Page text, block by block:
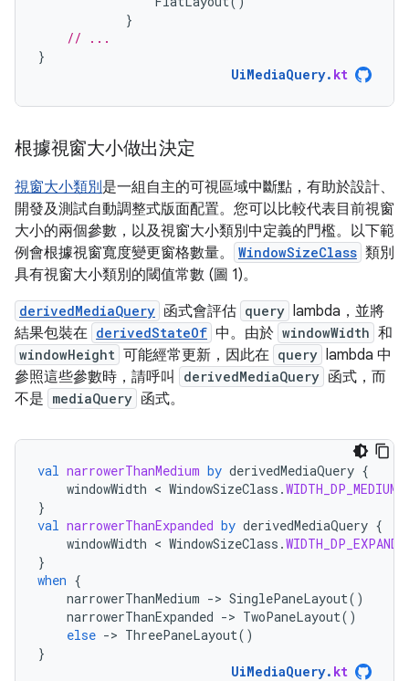
}
// ...
}
UiMediaQuery. kt
根據視窗大小做出決定
視窗大小類別是一組自主的可視區域中斷點，有助於設計、
開發及測試自動調整式版面配置。您可以比較代表目前視窗
大小的兩個參數，以及視窗大小類別中定義的門檻。以下範
例會根據視窗寬度變更窗格數量。
WindowSizeClass 類別
具有視窗大小類別的閾值常數 (圖 1)。
derivedMediaQuery 函式會評估 query lambda，並將
結果包裝在 derivedStateOf 中。由於 windowWidth 和
windowHeight 可能經常更新，因此在 query lambda 中
參照這些參數時，請呼叫
derivedMediaQuery 函式，而
不是 mediaQuery 函式。
val narrowerThanMedium by derivedMediaQuery {
windowWidth < WindowSizeClass .
}
val narrowerThanExpanded by derivedMediaQuery {
windowWidth < WindowSizeClass .
}
when {
narrowerThanMedium -> SinglePaneLayout()
narrowerThanExpanded -> TwoPaneLayout()
else -> ThreePaneLayout()
}
UiMediaQuery. kt